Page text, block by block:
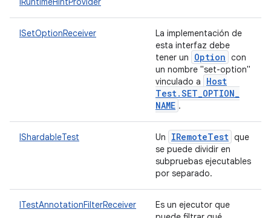
ISetOptionReceiver
La implementación de
esta interfaz debe
tener un
Option con
un nombre "set-option"
vinculado a
Host
Test.SET_OPTION_
NAME .
IShardableTest Un IRemoteTest que
se puede dividir en
subpruebas ejecutables
por separado.
ITestAnnotationFilterReceiver
Es un ejecutor que